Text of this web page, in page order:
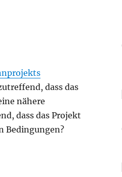
dass das
nähere
dass das Projekt
Bedingungen?